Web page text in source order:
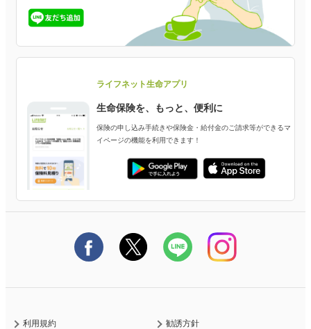
選ばれる理由・評判
ライフネット生命が選ばれる理由がわかる！
評判・口コミ
ご契約者さまに聞きました！
申し込みガイド
女性保険
女性特有の病気に備える
就業不能状態に備える
認知症保険
お申し込み後の状況確認
減額・解約・追加契約の申し込み など
保険金・給付金のご請求
生命保険料控除に関するご案内
契約更新を迎えるご契約者さまへ
保険金等の支払状況
採用情報
生命保険マニフェスト
ライフネット生命のCMページ
ライフネット生命公式note
よくあるご質問
資料請求
ライフネット生命アプリ
生命保険を、もっと、便利に
保険の申し込み手続きや保険金・給付金のご請求等ができるマ
イページの機能を利用できます！
利用規約
勧誘方針